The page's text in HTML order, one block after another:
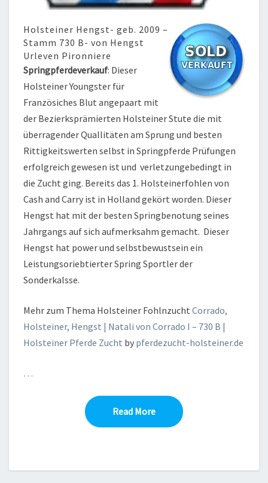
Holsteiner Hengst- geb. 2009 –
Stamm 730 B- von Hengst
Urleven Pironniere
Springpferdeverkauf: Dieser
Holsteiner Youngster für
Französiches Blut angepaart mit
der Bezierksprämierten Holsteiner Stute die mit
überragender Quallitäten am Sprung und besten
Rittigkeitswerten selbst in Springpferde Prüfungen
erfolgreich gewesen ist und verletzungebedingt in
die Zucht ging. Bereits das 1. Holsteinerfohlen von
Cash and Carry ist in Holland gekört worden. Dieser
Hengst hat mit der besten Springbenotung seines
Jahrgangs auf sich aufmerksahm gemacht. Dieser
Hengst hat power und selbstbewustsein ein
Leistungsoriebtierter Spring Sportler der
Sonderkalsse.
Mehr zum Thema Holsteiner Fohlnzucht Corrado,
Holsteiner, Hengst | Natali von Corrado I – 730 B |
Holsteiner Pferde Zucht by pferdezucht-holsteiner.de
…
Read MoreRead More